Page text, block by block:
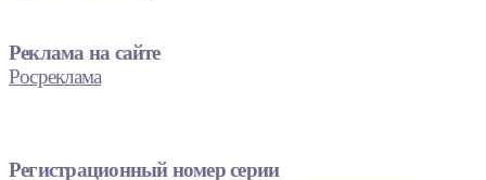
Реклама на сайте
Росреклама
Регистрационный номер серии